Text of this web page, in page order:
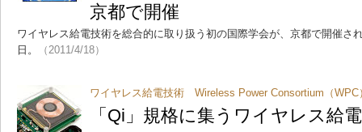
京都で開催
ワイヤレス給電技術を総合的に取り扱う初の国際学会が、京都で開催さ
日。
（2011/4/18）
ワイヤレス給電技術 Wireless Power Consortium（WPC
「Qi」規格に集うワイヤレス給